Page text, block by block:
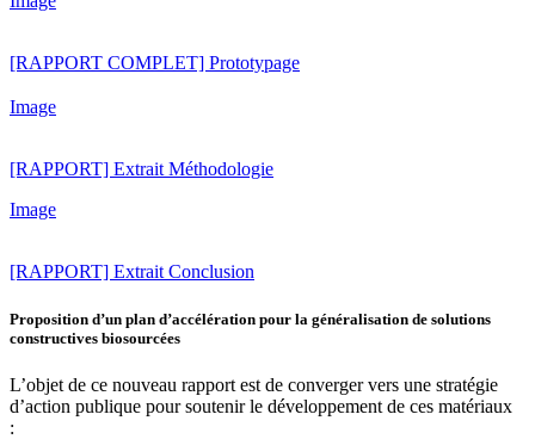
[RAPPORT COMPLET] Prototypage
Image
[RAPPORT] Extrait Méthodologie
Image
[RAPPORT] Extrait Conclusion
Proposition d’un plan d’accélération pour la généralisation de solutions
constructives biosourcées
L’objet de ce nouveau rapport est de converger vers une stratégie
d’action publique pour soutenir le développement de ces matériaux
: